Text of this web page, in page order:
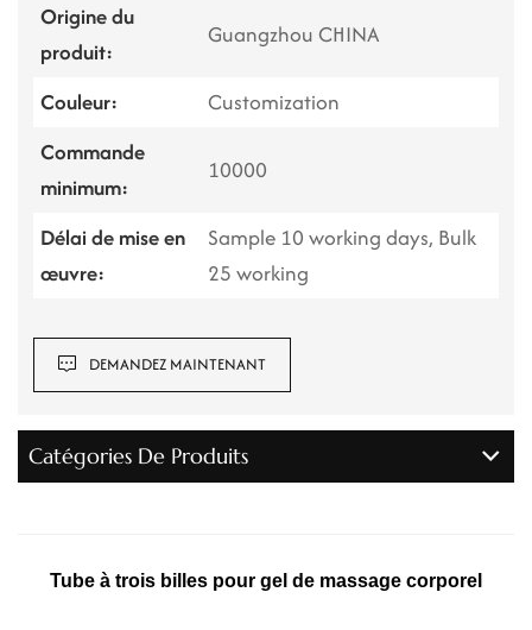
Origine du
produit:
Guangzhou CHINA
Couleur:
Customization
Commande
minimum:
10000
Délai de mise en
œuvre:
Sample 10 working days, Bulk
25 working
DEMANDEZ MAINTENANT
Catégories De Produits
Tube à trois billes pour gel de massage corporel